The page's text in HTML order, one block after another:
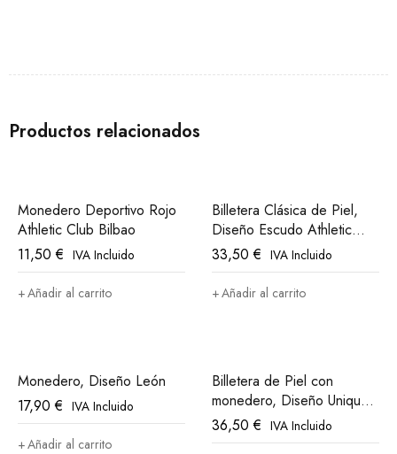
Productos relacionados
Monedero Deportivo Rojo
Athletic Club Bilbao
11,50€ IVA Incluido
Añadir al carrito
Billetera Clásica de Piel,
Diseño Escudo Athletic
Club Bilbao
33,50€ IVA Incluido
Añadir al carrito
Monedero, Diseño León
17,90€ IVA Incluido
Añadir al carrito
Billetera de Piel con
monedero, Diseño Unique
in The World Athletic Club
Bilbao
36,50€ IVA Incluido